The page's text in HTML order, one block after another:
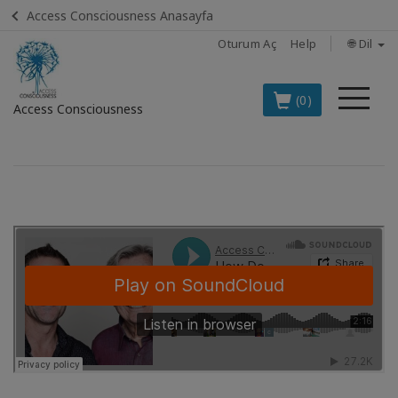
Access Consciousness Anasayfa
Oturum Aç Help 🌐 Dil
Access Consciousness
(0)
TÜRKÇE
EN İYİ 8
BOOKS